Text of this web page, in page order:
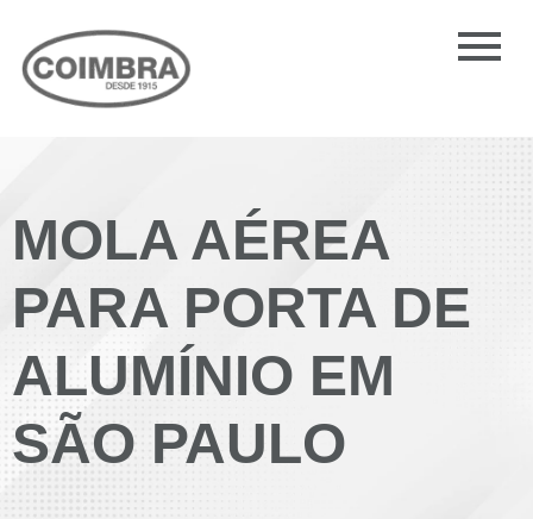
MOLA AÉREA
PARA PORTA DE
ALUMÍNIO EM
SÃO PAULO